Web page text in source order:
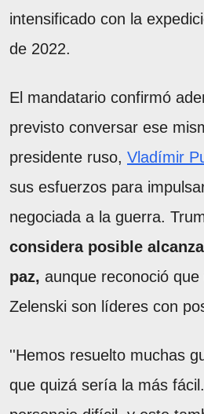
intensificado con la
de 2022.
El mandatario confirmó
previsto conversar ese
presidente ruso, Vladímir
sus esfuerzos para
negociada a la guerra.
considera posible
paz, aunque reconoció
Zelenski son líderes con
''Hemos resuelto muchas
que quizá sería la más